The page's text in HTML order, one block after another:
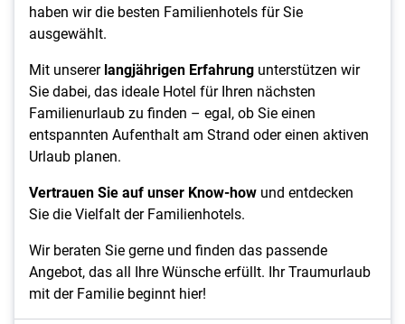
haben wir die besten Familienhotels für Sie
ausgewählt.
Mit unsererlangjährigen Erfahrung unterstützen wir
Sie dabei, das ideale Hotel für Ihren nächsten
Familienurlaub zu finden – egal, ob Sie einen
entspannten Aufenthalt am Strand oder einen aktiven
Urlaub planen.
Vertrauen Sie auf unser Know-how und entdecken
Sie die Vielfalt der Familienhotels.
Wir beraten Sie gerne und finden das passende
Angebot, das all Ihre Wünsche erfüllt. Ihr Traumurlaub
mit der Familie beginnt hier!